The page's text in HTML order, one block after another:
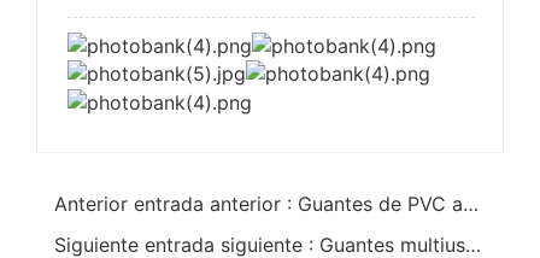
Anterior entrada anterior : Guantes de PVC azul totalmente recubiertos
Siguiente entrada siguiente : Guantes multiusos extragrandes recubiertos de PVC